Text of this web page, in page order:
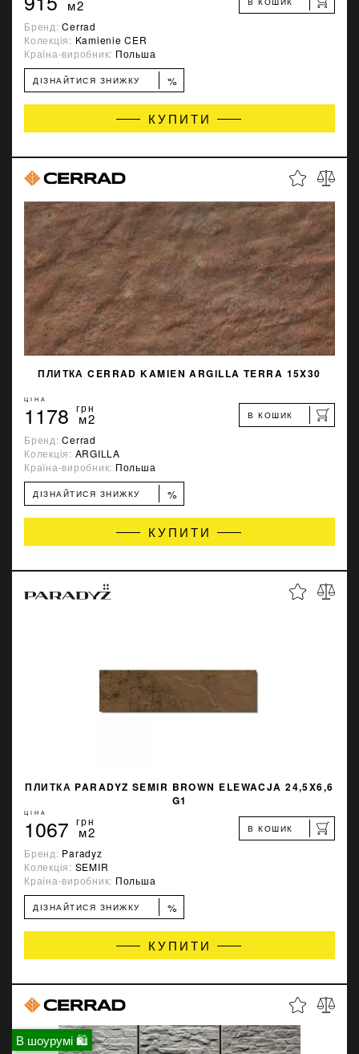
м2
Бренд:Cerrad
Колекція: Kamienie CER
Країна-виробник: Польша
ДІЗНАЙТИСЯ ЗНИЖКУ %
КУПИТИ
ПЛИТКА CERRAD KAMIEN ARGILLA TERRA 15X30
ЦІНА
1178 грн
м2 В КОШИК
Бренд:Cerrad
Колекція: ARGILLA
Країна-виробник: Польша
ДІЗНАЙТИСЯ ЗНИЖКУ %
КУПИТИ
ПЛИТКА PARADYZ SEMIR BROWN ELEWACJA 24,5X6,6
G1
ЦІНА
1067 грн
м2 В КОШИК
Бренд: Paradyz
Колекція: SEMIR
Країна-виробник: Польша
ДІЗНАЙТИСЯ ЗНИЖКУ %
КУПИТИ
В шоурумі 🛍